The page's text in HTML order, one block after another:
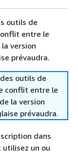
outils de
entre le
version
prévaudra.
outils de
conflit entre le
la version
prévaudra.
dans
utilisez un ou